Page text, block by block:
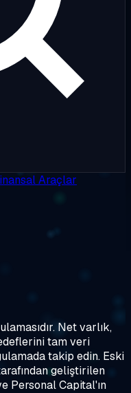
Araçlar
Net varlık,
tam veri
takip edin. Eski
geliştirilen
Personal Capital'ın